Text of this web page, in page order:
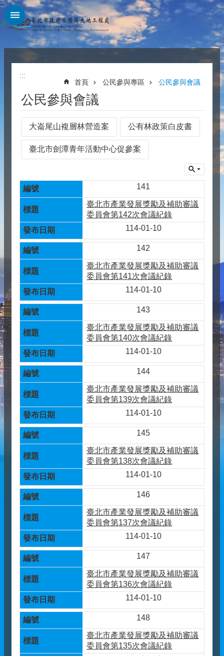
跳到主要內容區塊
:::
:::
首頁 公民參與專區 公民參與會議
公民參與會議
大崙尾山複層林營造案 公有林政策白皮書
臺北市劍潭青年活動中心促參案
141
臺北市產業發展獎勵及補助審議
委員會第142次會議紀錄
114-01-10
142
臺北市產業發展獎勵及補助審議
委員會第141次會議紀錄
114-01-10
143
臺北市產業發展獎勵及補助審議
委員會第140次會議紀錄
114-01-10
144
臺北市產業發展獎勵及補助審議
委員會第139次會議紀錄
114-01-10
145
臺北市產業發展獎勵及補助審議
委員會第138次會議紀錄
114-01-10
146
臺北市產業發展獎勵及補助審議
委員會第137次會議紀錄
114-01-10
147
臺北市產業發展獎勵及補助審議
委員會第136次會議紀錄
114-01-10
148
臺北市產業發展獎勵及補助審議
委員會第135次會議紀錄